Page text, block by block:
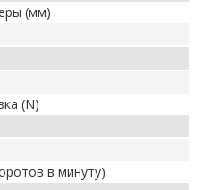
(мм)
(N)
в минуту)